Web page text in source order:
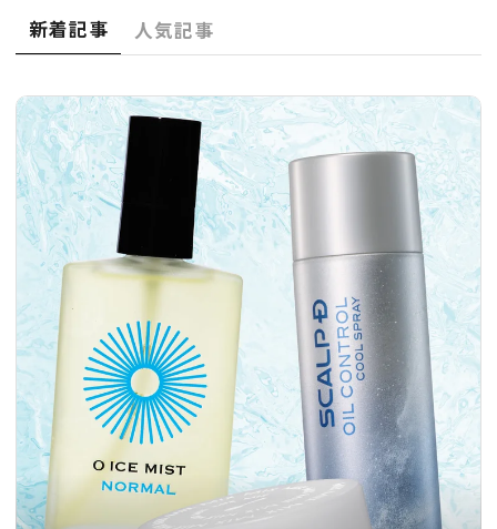
WEDDING
FORTUNE
SDGs
MAGAZINE
会員登録
Log in or Sign up
SPUR読者のためのメンバーシッププログラム
「The SPUR Club」。便利な機能と特典を無料で楽し
新着記事 人気記事